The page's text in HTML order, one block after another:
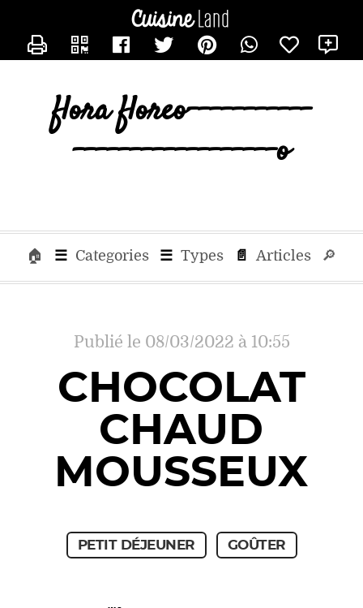
flora flore
🏠 ☰ Categories ☰ Types 📄 Articles 🔎
des
recettes
Toutes
Recettes
Cookeo
Tous
Les
Articles
×
Publié le 08/03/2022 à 10:55
CHOCOLAT
CHAUD
MOUSSEUX
PETIT DÉJEUNER GOÛTER
CONTACTER FLORA